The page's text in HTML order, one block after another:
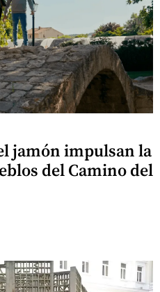
jamón impulsan la
del Camino del